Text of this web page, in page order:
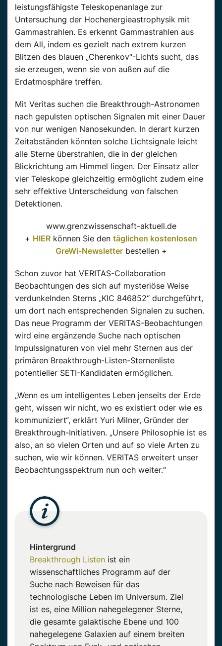
leistungsfähigste Teleskopenanlage zur
Untersuchung der Hochenergieastrophysik mit
Gammastrahlen. Es erkennt Gammastrahlen aus
dem All, indem es gezielt nach extrem kurzen
Blitzen des blauen „Cherenkov“-Lichts sucht, das
sie erzeugen, wenn sie von außen auf die
Erdatmosphäre treffen.
Mit Veritas suchen die Breakthrough-Astronomen
nach gepulsten optischen Signalen mit einer Dauer
von nur wenigen Nanosekunden. In derart kurzen
Zeitabständen könnten solche Lichtsignale leicht
alle Sterne überstrahlen, die in der gleichen
Blickrichtung am Himmel liegen. Der Einsatz aller
vier Teleskope gleichzeitig ermöglicht zudem eine
sehr effektive Unterscheidung von falschen
Detektionen.
www.grenzwissenschaft-aktuell.de
+ HIER können Sie den täglichen kostenlosen
GreWi-Newsletterbestellen +
Schon zuvor hat VERITAS-Collaboration
Beobachtungen des sich auf mysteriöse Weise
verdunkelnden Sterns „KIC 846852“ durchgeführt,
um dort nach entsprechenden Signalen zu suchen.
Das neue Programm der VERITAS-Beobachtungen
wird eine ergänzende Suche nach optischen
Impulssignaturen von viel mehr Sternen aus der
primären Breakthrough-Listen-Sternenliste
potentieller SETI-Kandidaten ermöglichen.
„Wenn es um intelligentes Leben jenseits der Erde
geht, wissen wir nicht, wo es existiert oder wie es
kommuniziert“, erklärt Yuri Milner, Gründer der
Breakthrough-Initiativen. „Unsere Philosophie ist es
also, an so vielen Orten und auf so viele Arten zu
suchen, wie wir können. VERITAS erweitert unser
Beobachtungsspektrum nun och weiter.“
Hintergrund
Breakthrough Listen ist ein
wissenschaftliches Programm auf der
Suche nach Beweisen für das
technologische Leben im Universum. Ziel
ist es, eine Million nahegelegener Sterne,
die gesamte galaktische Ebene und 100
nahegelegene Galaxien auf einem breiten